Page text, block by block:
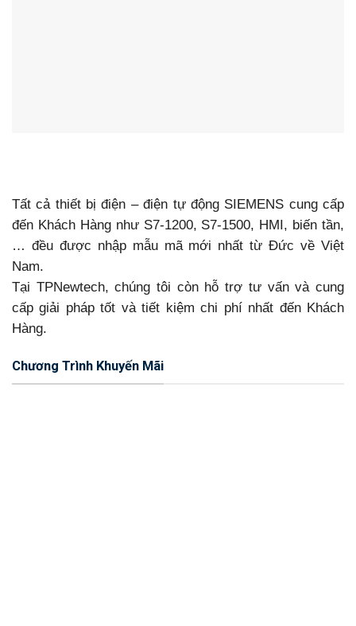
Tất cả thiết bị điện – điện tự động SIEMENS cung cấp
đến Khách Hàng như S7-1200, S7-1500, HMI, biến tần,
… đều được nhập mẫu mã mới nhất từ Đức về Việt
Nam.
Tại TPNewtech, chúng tôi còn hỗ trợ tư vấn và cung
cấp giải pháp tốt và tiết kiệm chi phí nhất đến Khách
Hàng.
Chương Trình Khuyến Mãi